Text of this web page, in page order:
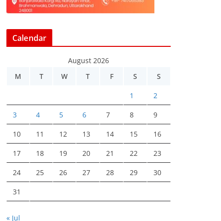
Calendar
August 2026
M
T W T F S S
1 2
3 4 5 6 7 8 9
10 11 12 13 14 15 16
17 18 19 20 21 22 23
24 25 26 27 28 29 30
31
« Jul